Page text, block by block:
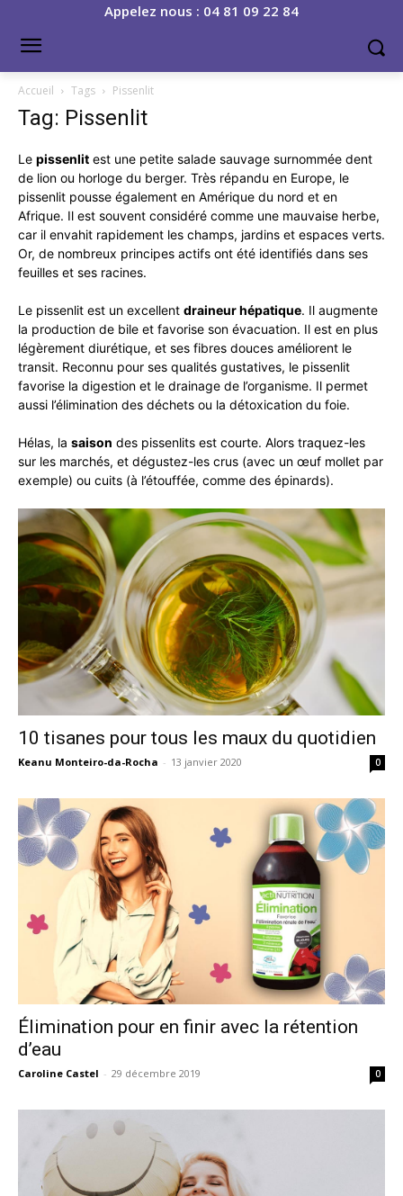
Appelez nous : 04 81 09 22 84
Accueil Tags Pissenlit
Tag: Pissenlit
Le pissenlit est une petite salade sauvage surnommée dent
de lion ou horloge du berger. Très répandu en Europe, le
pissenlit pousse également en Amérique du nord et en
Afrique. Il est souvent considéré comme une mauvaise herbe,
car il envahit rapidement les champs, jardins et espaces verts.
Or, de nombreux principes actifs ont été identifiés dans ses
feuilles et ses racines.
Le pissenlit est un excellent draineur hépatique. Il augmente
la production de bile et favorise son évacuation. Il est en plus
légèrement diurétique, et ses fibres douces améliorent le
transit. Reconnu pour ses qualités gustatives, le pissenlit
favorise la digestion et le drainage de l’organisme. Il permet
aussi l’élimination des déchets ou la détoxication du foie.
Hélas, la saison des pissenlits est courte. Alors traquez-les
sur les marchés, et dégustez-les crus (avec un œuf mollet par
exemple) ou cuits (à l’étouffée, comme des épinards).
10 tisanes pour tous les maux du quotidien
Keanu Monteiro-da-Rocha - 13 janvier 2020 0
Élimination pour en finir avec la rétention
d’eau
Caroline Castel - 29 décembre 2019 0